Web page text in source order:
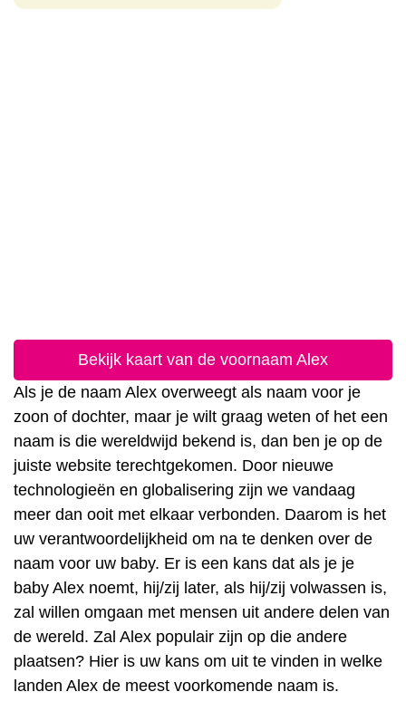
Bekijk kaart van de voornaam Alex
Als je de naam Alex overweegt als naam voor je
zoon of dochter, maar je wilt graag weten of het een
naam is die wereldwijd bekend is, dan ben je op de
juiste website terechtgekomen. Door nieuwe
technologieën en globalisering zijn we vandaag
meer dan ooit met elkaar verbonden. Daarom is het
uw verantwoordelijkheid om na te denken over de
naam voor uw baby. Er is een kans dat als je je
baby Alex noemt, hij/zij later, als hij/zij volwassen is,
zal willen omgaan met mensen uit andere delen van
de wereld. Zal Alex populair zijn op die andere
plaatsen? Hier is uw kans om uit te vinden in welke
landen Alex de meest voorkomende naam is.